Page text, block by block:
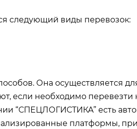
следующий виды перевозок:
Она осуществляется
если необходимо перевезти
“СПЕЦЛОГИСТИКА” есть
платформы,